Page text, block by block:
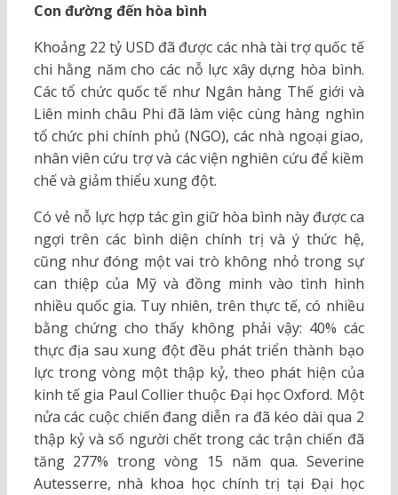
Con đường đến hòa bình
Khoảng 22 tỷ USD đã được các nhà tài trợ quốc tế
chi hằng năm cho các nỗ lực xây dựng hòa bình.
Các tổ chức quốc tế như Ngân hàng Thế giới và
Liên minh châu Phi đã làm việc cùng hàng nghìn
tổ chức phi chính phủ (NGO), các nhà ngoại giao,
nhân viên cứu trợ và các viện nghiên cứu để kiềm
chế và giảm thiểu xung đột.
Có vẻ nỗ lực hợp tác gìn giữ hòa bình này được ca
ngợi trên các bình diện chính trị và ý thức hệ,
cũng như đóng một vai trò không nhỏ trong sự
can thiệp của Mỹ và đồng minh vào tình hình
nhiều quốc gia. Tuy nhiên, trên thực tế, có nhiều
bằng chứng cho thấy không phải vậy: 40% các
thực địa sau xung đột đều phát triển thành bạo
lực trong vòng một thập kỷ, theo phát hiện của
kinh tế gia Paul Collier thuộc Đại học Oxford. Một
nửa các cuộc chiến đang diễn ra đã kéo dài qua 2
thập kỷ và số người chết trong các trận chiến đã
tăng 277% trong vòng 15 năm qua. Severine
Autesserre, nhà khoa học chính trị tại Đại học